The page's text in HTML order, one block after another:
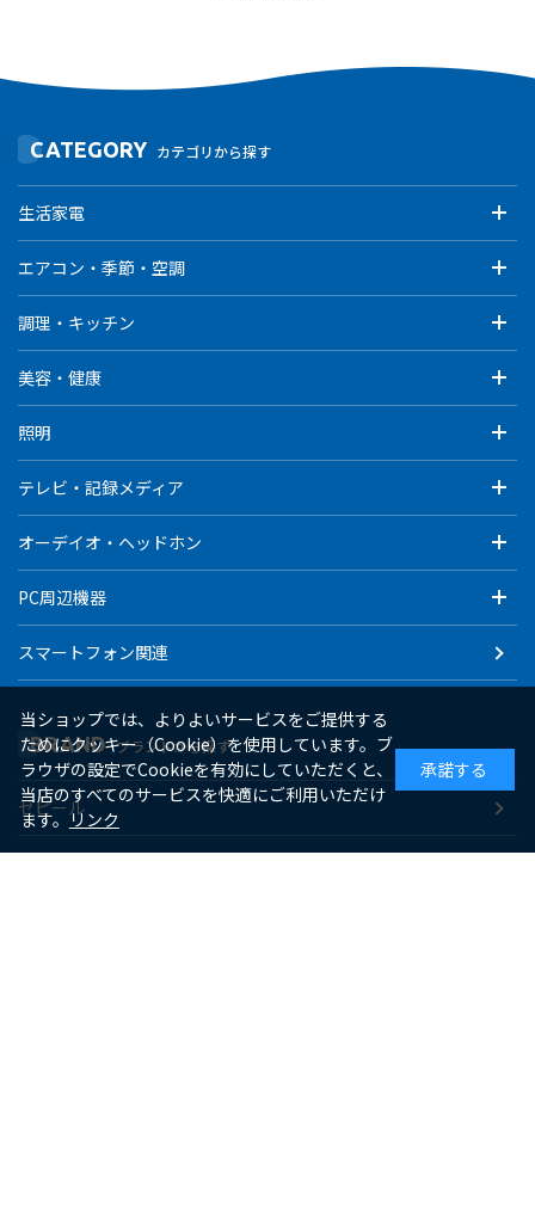
CATEGORY カテゴリから探す
生活家電
エアコン・季節・空調
調理・キッチン
美容・健康
照明
テレビ・記録メディア
オーデイオ・ヘッドホン
PC周辺機器
スマートフォン関連
BRAND ブランドから探す
ゼピール
当ショップでは、よりよいサービスをご提供する
ためにクッキー（Cookie）を使用しています。ブ
ラウザの設定でCookieを有効にしていただくと、
当店のすべてのサービスを快適にご利用いただけ
ます。 リンク
承諾する